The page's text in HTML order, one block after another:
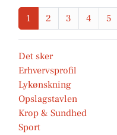
1 2 3 4 5
Det sker
Erhvervsprofil
Lykønskning
Opslagstavlen
Krop & Sundhed
Sport